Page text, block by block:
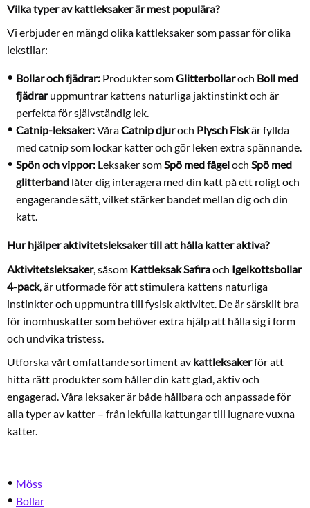
Vilka typer av kattleksaker är mest populära?
Vi erbjuder en mängd olika kattleksaker som passar för olika
lekstilar:
Bollar och fjädrar: Produkter somGlitterbollaroch Boll med
fjädraruppmuntrar kattens naturliga jaktinstinkt och är
perfekta för självständig lek.
Catnip-leksaker:VåraCatnip djuroch Plysch Fiskär fyllda
med catnip som lockar katter och gör leken extra spännande.
Spön och vippor: Leksaker somSpö med fågeloch Spö med
glitterband låter dig interagera med din katt på ett roligt och
engagerande sätt, vilket stärker bandet mellan dig och din
katt.
Hur hjälper aktivitetsleksaker till att hålla katter aktiva?
Aktivitetsleksaker, såsom Kattleksak Safiraoch Igelkottsbollar
4-pack, är utformade för att stimulera kattens naturliga
instinkter och uppmuntra till fysisk aktivitet. De är särskilt bra
för inomhuskatter som behöver extra hjälp att hålla sig i form
och undvika tristess.
Utforska vårt omfattande sortiment av kattleksakerför att
hitta rätt produkter som håller din katt glad, aktiv och
engagerad. Våra leksaker är både hållbara och anpassade för
alla typer av katter – från lekfulla kattungar till lugnare vuxna
katter.
Möss
Bollar